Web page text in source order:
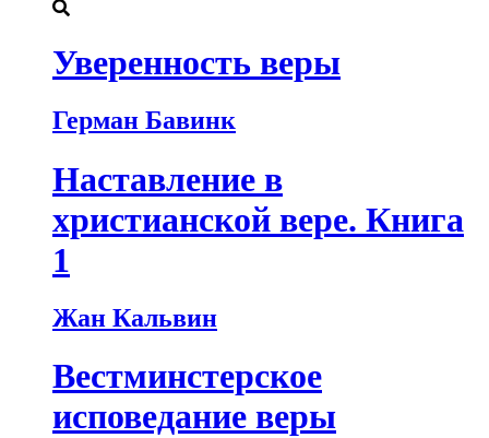
Уверенность веры
Герман Бавинк
Наставление в
христианской вере. Книга
1
Жан Кальвин
Вестминстерское
исповедание веры